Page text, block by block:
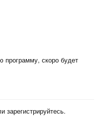
программу, скоро будет
зарегистрируйтесь.